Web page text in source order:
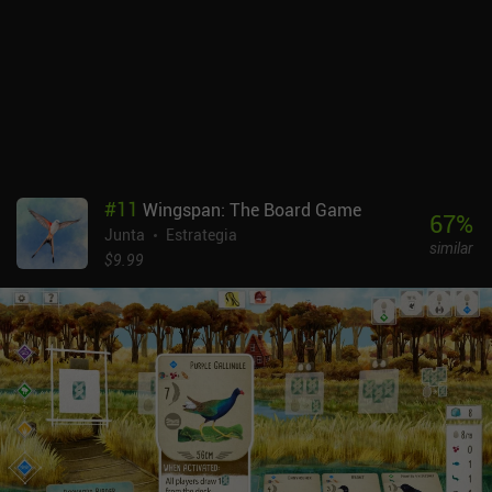
lado estas objeciones, es un juego fantástico que consigue hacer
algo diferente con el género.
#11 Wingspan: The Board Game
Junta
Estrategia
$9.99
67%
similar